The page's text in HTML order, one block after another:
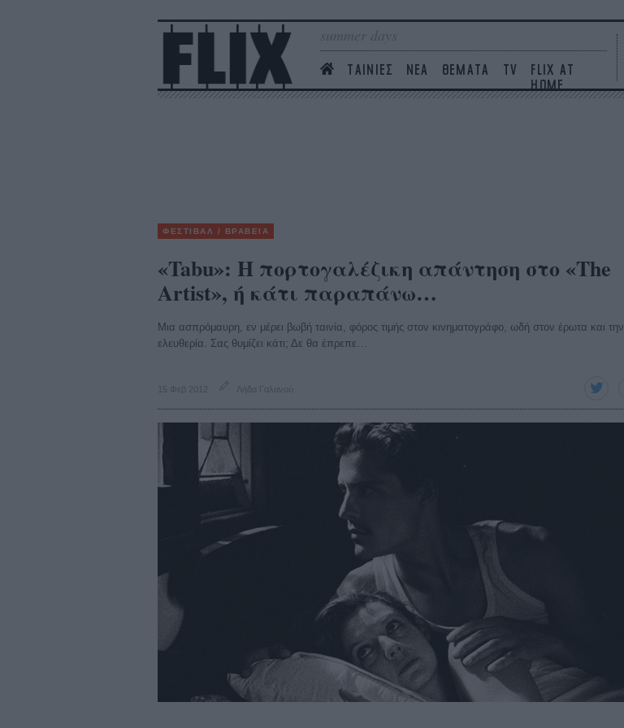
summer days
ΤΑΙΝΙΕΣ ΝΕΑ ΘΕΜΑΤΑ TV
FLIX AT
HOME
ΦΕΣΤΙΒΑΛ / ΒΡΑΒΕΙΑ
«Tabu»: Η πορτογαλέζικη απάντηση στο «The
Artist», ή κάτι παραπάνω…
Μια ασπρόμαυρη, εν μέρει βωβή ταινία, φόρος τιμής στον κινηματογράφο, ωδή στον έρωτα και την
ελευθερία. Σας θυμίζει κάτι; Δε θα έπρεπε…
15 Φεβ 2012 Λήδα Γαλανού